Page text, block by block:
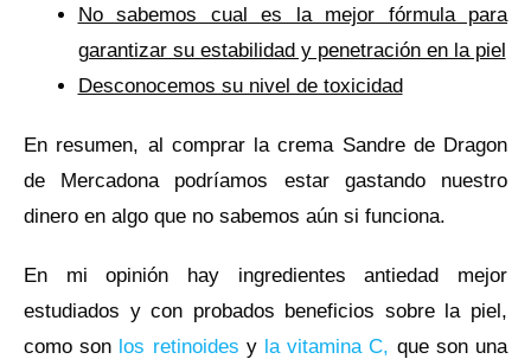
No sabemos cual es la mejor fórmula para
garantizar su estabilidad y penetración en la piel
Desconocemos su nivel de toxicidad
En resumen, al comprar la crema Sandre de Dragon
de Mercadona podríamos estar gastando nuestro
dinero en algo que no sabemos aún si funciona.
En mi opinión hay ingredientes antiedad mejor
estudiados y con probados beneficios sobre la piel,
como son los retinoides y la vitamina C, que son una